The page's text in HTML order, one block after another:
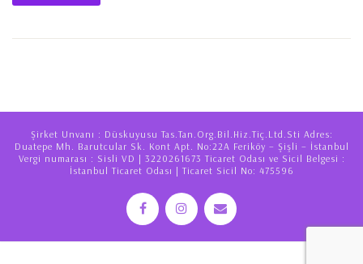
Şirket Unvanı : Düskuyusu Tas.Tan.Org.Bil.Hiz.Tiç.Ltd.Sti Adres:
Duatepe Mh. Barutcular Sk. Kont Apt. No:22A Feriköy – Şişli – İstanbul
Vergi numarası : Sisli VD | 3220261673 Ticaret Odası ve Sicil Belgesi :
İstanbul Ticaret Odası | Ticaret Sicil No: 475596